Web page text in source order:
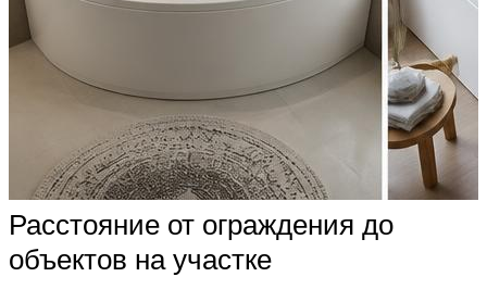
Расстояние от ограждения до
объектов на участке